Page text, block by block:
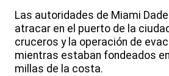
Las autoridades de Miami
atracar en el puerto de la
cruceros y la operación de
mientras estaban fondeados
millas de la costa.